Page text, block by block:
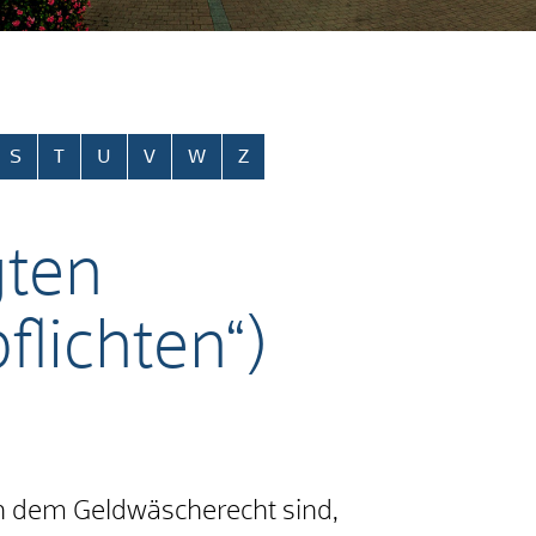
S T U V W Z
Geldwäscherecht sind,